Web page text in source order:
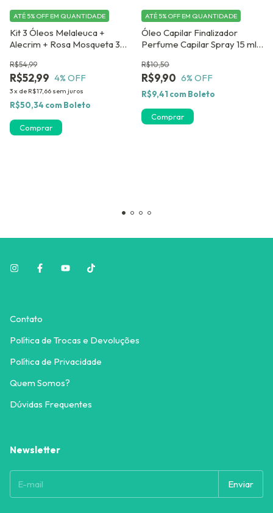
Kit 3 Óleos Melaleuca +
Alecrim + Rosa Mosqueta 30
Crescimento Capilar, Hidrata
R$52,99
R$54,99
4% OFF
3x de R$17,66 sem juros
ATÉ 5% OFF EM QUANTIDADE
R$50,34 com Boleto
Óleo Capilar Finalizador
Perfume Capilar Spray 15 ml
Fortalecimento dos Fios
R$9,90
R$10,50
6% OFF
ATÉ 5% OFF EM QUANTIDADE
R$9,41 com Boleto
Comprar
Contato
Política de Trocas e Devoluções
Política de Privacidade
Quem Somos?
Dúvidas Frequentes
Newsletter